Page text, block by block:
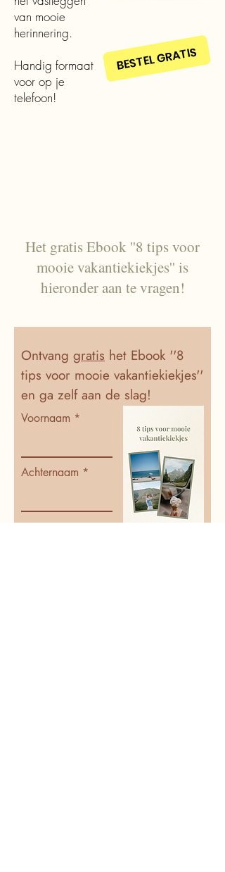
van mooie
herinnering.
Handig formaat
voor op je
telefoon!
BESTEL GRATIS
Het gratis Ebook ''8 tips voor
mooie vakantiekiekjes'' is
hieronder aan te vragen!
Ontvang gratis het Ebook ''8
tips voor mooie vakantiekiekjes''
en ga zelf aan de slag!
Voornaam
Achternaam